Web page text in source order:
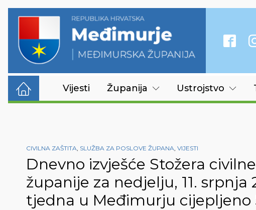
Vijesti Županija Ustrojstvo
CIVILNA ZAŠTITA, SLUŽBA ZA POSLOVE ŽUPANA, VIJESTI
Dnevno izvješće Stožera
županije za nedjelju, 11.
tjedna u Međimurju cijepljeno